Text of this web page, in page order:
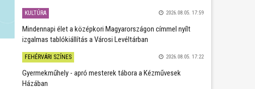
KULTÚRA 2026.08.05. 17:59
Mindennapi élet a középkori Magyarországon címmel nyílt
izgalmas tablókiállítás a Városi Levéltárban
FEHÉRVÁRI SZÍNES 2026.08.05. 17:22
Gyermekműhely - apró mesterek tábora a Kézművesek
Házában